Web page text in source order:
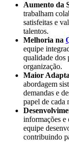
Aumento da
trabalham
satisfeitas e
talentos.
Melhoria na
equipe
qualidade dos
organização.
Maior
abordagem
demandas e
papel de cada
informações e
equipe
contribuindo